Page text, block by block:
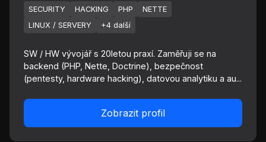
SECURITY HACKING PHP
NETTE
LINUX / SERVERY
+4 další
SW / HW vývojář s 20letou praxí. Zaměřuji se na
backend (PHP, Nette, Doctrine), bezpečnost
(pentesty, hardware hacking), datovou analytiku a au...
Zobrazit profil